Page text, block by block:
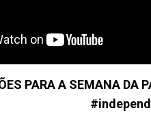
PARA A SEMANA